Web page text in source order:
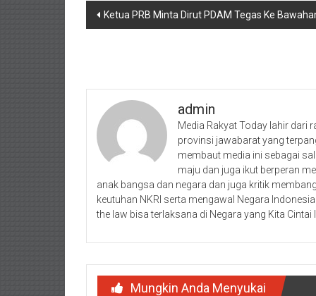
Navigasi
Ketua PRB Minta Dirut PDAM Tegas Ke
admin
Media Rakyat Today lahir dari
provinsi jawabarat yang
membaut media ini sebagai
maju dan juga ikut berperan
anak bangsa dan negara dan juga kritik
keutuhan NKRI serta mengawal Negara
the law bisa terlaksana di Negara yang Kita Cintai
Mungkin Anda Menyukai